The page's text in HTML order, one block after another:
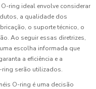
ring ideal envolve considerar
a qualidade dos
o suporte técnico, o
Ao seguir essas diretrizes,
escolha informada que
a eficiência e a
ring serão utilizados.
O-ring é uma decisão